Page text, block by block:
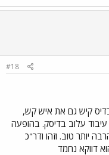
#18
קיש גם את איש קש,
עלוב בדיסק. בהופעה
יותר טוב. וזהו ודר"כ
דווקא נחמד